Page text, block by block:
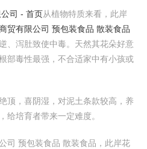
司 - 首页从植物特质来看，此岸
贸有限公司 预包装食品 散装食品
、泻肚致使中毒。天然其花朵好意
部毒性最强，不合适家中有小孩或
顶，喜阴湿，对泥土条款较高，养
给培育者带来一定难度。
司 预包装食品 散装食品，此岸花